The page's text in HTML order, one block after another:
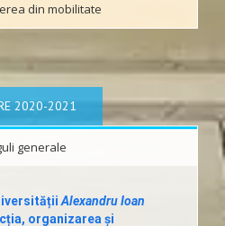
din mobilitate
2020-2021
generale
Alexandru Ioan
organizarea și